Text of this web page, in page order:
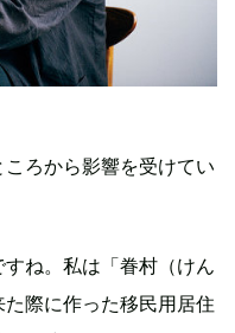
ろから影響を受けてい
すね。私は「眷村（けん
際に作った移民用居住